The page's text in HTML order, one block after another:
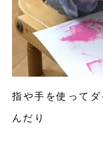
指や手を使って
んだり